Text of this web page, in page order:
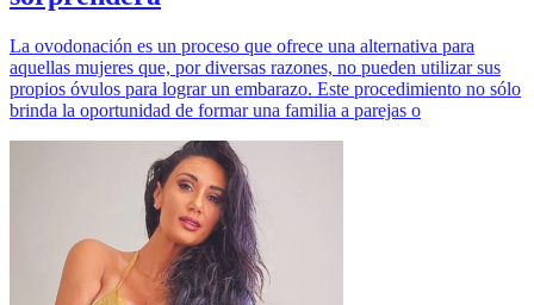
La ovodonación es un proceso que ofrece una alternativa para
aquellas mujeres que, por diversas razones, no pueden utilizar sus
propios óvulos para lograr un embarazo. Este procedimiento no sólo
brinda la oportunidad de formar una familia a parejas o